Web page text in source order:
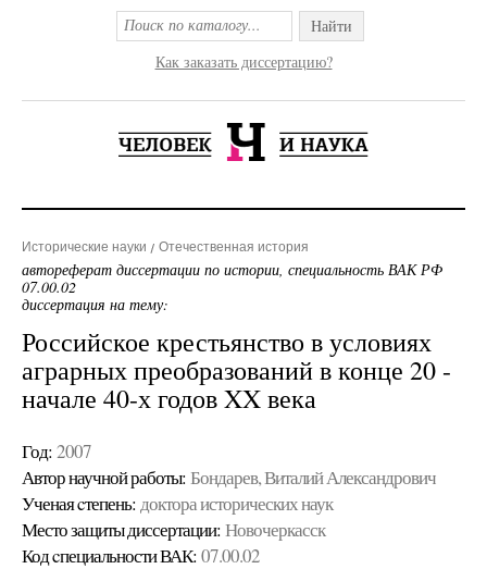
Найти
Как заказать диссертацию?
Исторические науки Отечественная история
автореферат диссертации по истории, специальность ВАК РФ
07.00.02
диссертация на тему:
Российское крестьянство в условиях
аграрных преобразований в конце 20 -
начале 40-х годов XX века
Год: 2007
Автор научной работы: Бондарев, Виталий Александрович
Ученая cтепень: доктора исторических наук
Место защиты диссертации: Новочеркасск
Код cпециальности ВАК: 07.00.02